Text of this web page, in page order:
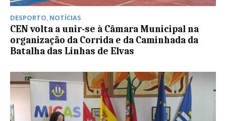
DESPORTO, NOTÍCIAS
CEN volta a unir-se à Câmara Municipal na
organização da Corrida e da Caminhada da
Batalha das Linhas de Elvas